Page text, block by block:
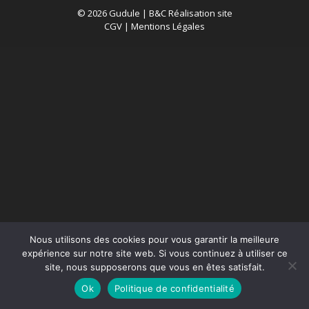
© 2026 Gudule | B&C Réalisation site
CGV | Mentions Légales
Nous utilisons des cookies pour vous garantir la meilleure
expérience sur notre site web. Si vous continuez à utiliser ce
site, nous supposerons que vous en êtes satisfait.
Ok
Politique de confidentialité